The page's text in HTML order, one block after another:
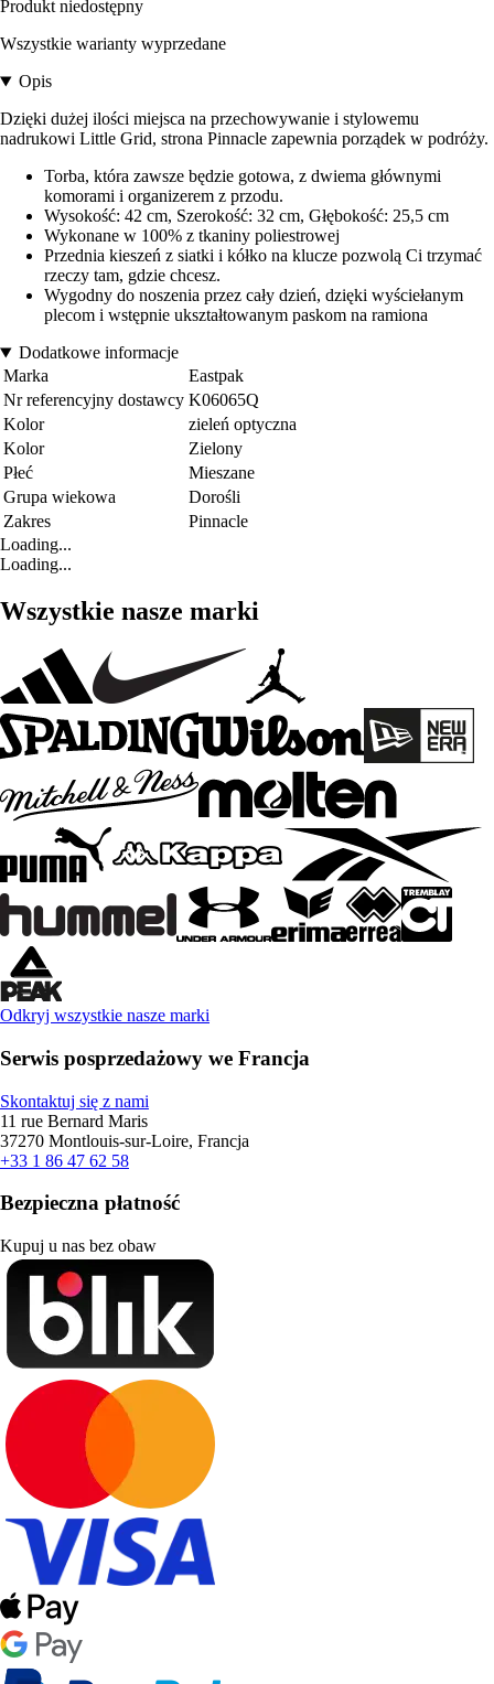
Produkt niedostępny
Wszystkie warianty wyprzedane
Opis
Dzięki dużej ilości miejsca na przechowywanie i stylowemu
nadrukowi Little Grid, strona Pinnacle zapewnia porządek w podróży.
Torba, która zawsze będzie gotowa, z dwiema głównymi
komorami i organizerem z przodu.
Wysokość: 42 cm, Szerokość: 32 cm, Głębokość: 25,5 cm
Wykonane w 100% z tkaniny poliestrowej
Przednia kieszeń z siatki i kółko na klucze pozwolą Ci trzymać
rzeczy tam, gdzie chcesz.
Wygodny do noszenia przez cały dzień, dzięki wyściełanym
plecom i wstępnie ukształtowanym paskom na ramiona
Dodatkowe informacje
Marka
Eastpak
Nr referencyjny dostawcy K06065Q
Kolor
zieleń optyczna
Kolor
Zielony
Płeć
Mieszane
Grupa wiekowa
Dorośli
Zakres
Pinnacle
Loading...
Loading...
Wszystkie nasze marki
Odkryj wszystkie nasze marki
Serwis posprzedażowy we Francja
Skontaktuj się z nami
11 rue Bernard Maris
37270 Montlouis-sur-Loire, Francja
+33 1 86 47 62 58
Bezpieczna płatność
Kupuj u nas bez obaw